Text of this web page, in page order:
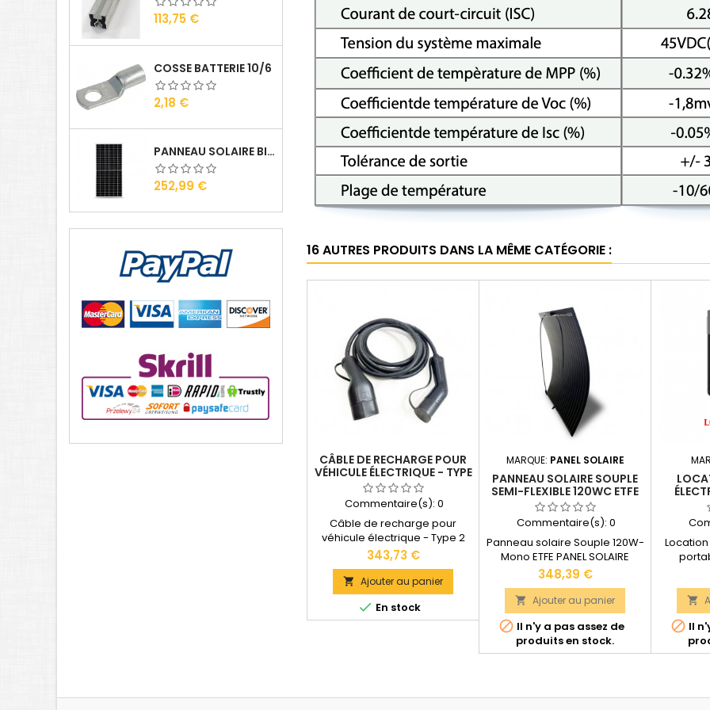
Prix
113,75 €
COSSE BATTERIE 10/6
Prix
2,18 €
PANNEAU SOLAIRE BISOL DUPLEX 410 WC MONO
Prix
252,99 €
16 AUTRES PRODUITS DANS LA MÊME CATÉGORIE :
CÂBLE DE RECHARGE POUR
VÉHICULE ÉLECTRIQUE - TYPE
2 (5M)
Commentaire(s): 0
Câble de recharge pour
véhicule électrique - Type 2
(5M) Longueur du câble : 5
mètres Connexion : Type 2
Prix
343,73 €
 Ajouter au panier
 En stock
MARQUE: PANEL SOLAIRE
PANNEAU SOLAIRE SOUPLE
SEMI-FLEXIBLE 120WC ETFE
PANEL SOLAIRE
Commentaire(s): 0
Panneau solaire Souple 120W-
Mono ETFE PANEL SOLAIRE
GARANTIE : 1 AN Type de cellule
: SUNPOWER Branchement :
Type bornier étanche IP65
Dimensions : 930 x 680 x 3 mm
Poids : 1,35 kg Documentation
technique disponible dans les
"DOCUMENTS JOINTS".
Prix
348,39 €
 Ajouter au panier
 Il n'y a pas assez de
produits en stock.
Entrée
solaire :
vie :

 Il